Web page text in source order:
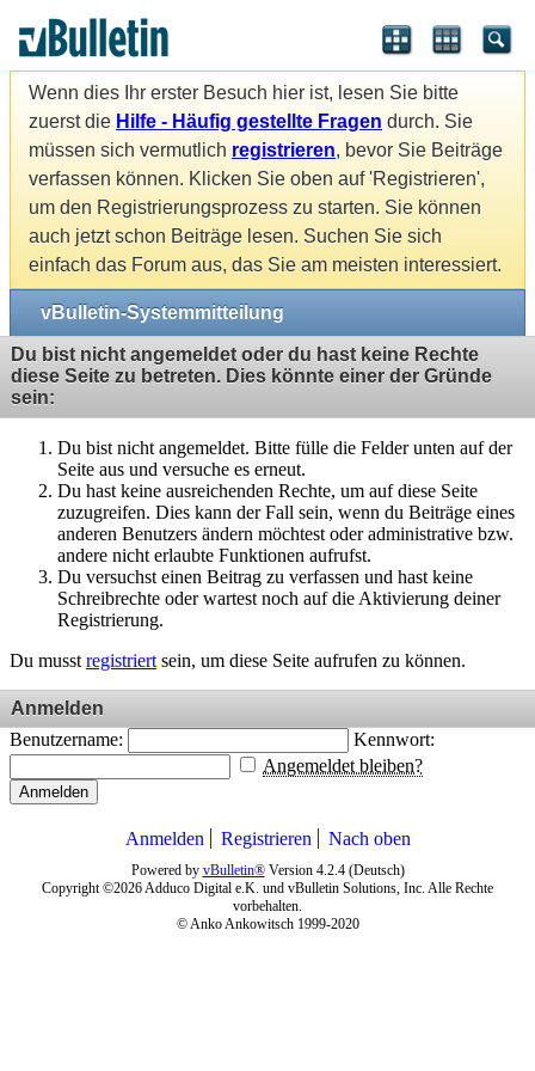
Wenn dies Ihr erster Besuch hier ist, lesen Sie bitte
zuerst die Hilfe - Häufig gestellte Fragen durch. Sie
müssen sich vermutlich registrieren, bevor Sie Beiträge
verfassen können. Klicken Sie oben auf 'Registrieren',
um den Registrierungsprozess zu starten. Sie können
auch jetzt schon Beiträge lesen. Suchen Sie sich
einfach das Forum aus, das Sie am meisten interessiert.
vBulletin-Systemmitteilung
Du bist nicht angemeldet oder du hast keine Rechte
diese Seite zu betreten. Dies könnte einer der Gründe
sein:
Du bist nicht angemeldet. Bitte fülle die Felder unten auf der
Seite aus und versuche es erneut.
Du hast keine ausreichenden Rechte, um auf diese Seite
zuzugreifen. Dies kann der Fall sein, wenn du Beiträge eines
anderen Benutzers ändern möchtest oder administrative bzw.
andere nicht erlaubte Funktionen aufrufst.
Du versuchst einen Beitrag zu verfassen und hast keine
Schreibrechte oder wartest noch auf die Aktivierung deiner
Registrierung.
Du musst registriert sein, um diese Seite aufrufen zu können.
Anmelden
Benutzername:
Kennwort:
Angemeldet bleiben?
Anmelden
Anmelden Registrieren Nach oben
Powered by vBulletin®Version 4.2.4 (Deutsch)
Copyright ©2026 Adduco Digital e.K. und vBulletin Solutions, Inc. Alle Rechte
vorbehalten.
© Anko Ankowitsch 1999-2020